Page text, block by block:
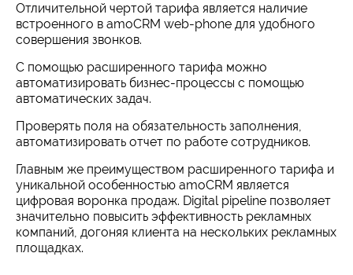
Отличительной чертой тарифа является наличие
встроенного в amoCRM web-phone для удобного
совершения звонков.
С помощью расширенного тарифа можно
автоматизировать бизнес-процессы с помощью
автоматических задач.
Проверять поля на обязательность заполнения,
автоматизировать отчет по работе сотрудников.
Главным же преимуществом расширенного тарифа и
уникальной особенностью amoCRM является
цифровая воронка продаж. Digital pipeline позволяет
значительно повысить эффективность рекламных
компаний, догоняя клиента на нескольких рекламных
площадках.